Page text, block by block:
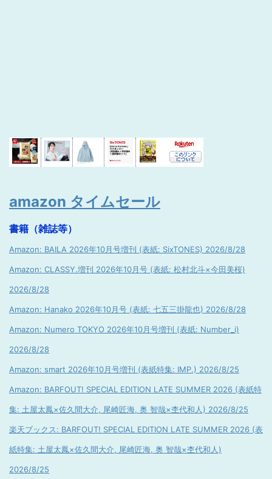
amazon タイムセール
書籍（雑誌等）
Amazon: BAILA 2026年10月号増刊 (表紙: SixTONES) 2026/8/28
Amazon: CLASSY.増刊 2026年10月号 (表紙: 松村北斗×今田美桜)
2026/8/28
Amazon: Hanako 2026年10月号 (表紙: 七五三掛龍也) 2026/8/28
Amazon: Numero TOKYO 2026年10月号増刊 (表紙: Number_i)
2026/8/28
Amazon: smart 2026年10月号増刊 (表紙特集: IMP.) 2026/8/25
Amazon: BARFOUT! SPECIAL EDITION LATE SUMMER 2026 (表紙特
集: 土屋太鳳×佐久間大介, 尾崎匠海, 奥 智哉×杢代和人) 2026/8/25
楽天ブックス: BARFOUT! SPECIAL EDITION LATE SUMMER 2026 (表
紙特集: 土屋太鳳×佐久間大介, 尾崎匠海, 奥 智哉×杢代和人)
2026/8/25